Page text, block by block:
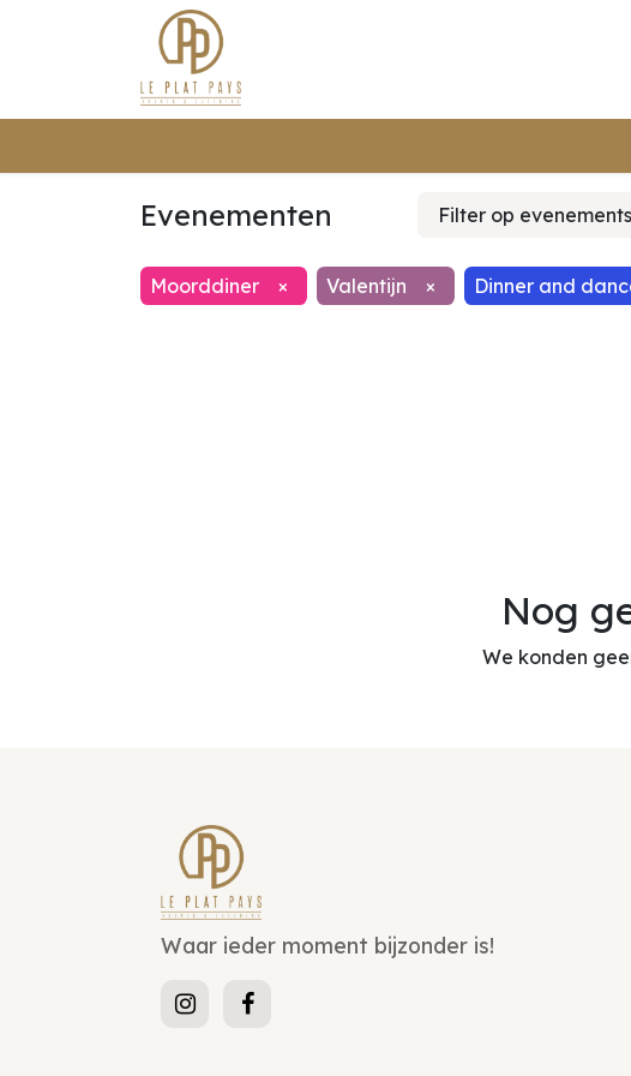
Evenementen Filter op
Moorddiner × Valentijn × Dinner and
Nog
We konden
Waar ieder moment bijzonder is!